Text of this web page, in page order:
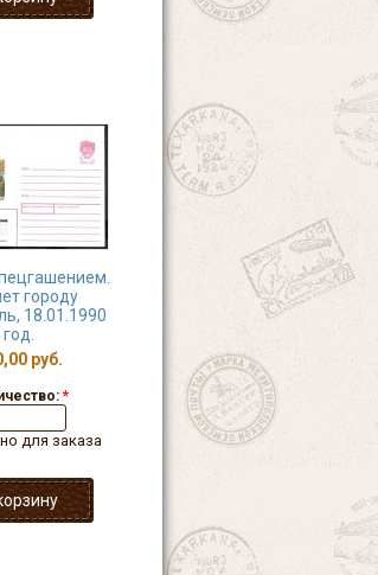
городу
18.01.1990
год.
руб.
*
для заказа